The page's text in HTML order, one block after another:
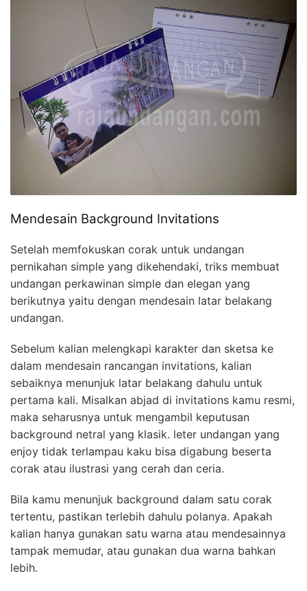
Mendesain Background Invitations
Setelah memfokuskan corak untuk undangan
pernikahan simple yang dikehendaki, triks membuat
undangan perkawinan simple dan elegan yang
berikutnya yaitu dengan mendesain latar belakang
undangan.
Sebelum kalian melengkapi karakter dan sketsa ke
dalam mendesain rancangan invitations, kalian
sebaiknya menunjuk latar belakang dahulu untuk
pertama kali. Misalkan abjad di invitations kamu resmi,
maka seharusnya untuk mengambil keputusan
background netral yang klasik. leter undangan yang
enjoy tidak terlampau kaku bisa digabung beserta
corak atau ilustrasi yang cerah dan ceria.
Bila kamu menunjuk background dalam satu corak
tertentu, pastikan terlebih dahulu polanya. Apakah
kalian hanya gunakan satu warna atau mendesainnya
tampak memudar, atau gunakan dua warna bahkan
lebih.